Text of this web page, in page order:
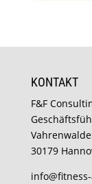
KONTAKT
F&F
30179